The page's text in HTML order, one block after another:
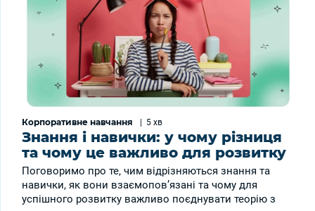
Корпоративне навчання | 5 хв
Знання і навички: у чому різниця
та чому це важливо для розвитку
Поговоримо про те, чим відрізняються знання та
навички, як вони взаємопов’язані та чому для
успішного розвитку важливо поєднувати теорію з